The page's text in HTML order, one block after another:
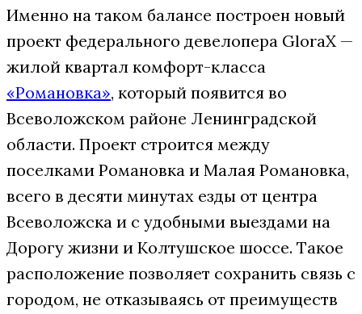
Именно на таком балансе построен новый
проект федерального девелопера GloraX —
жилой квартал комфорт-класса
«Романовка», который появится во
Всеволожском районе Ленинградской
области. Проект строится между
поселками Романовка и Малая Романовка,
всего в десяти минутах езды от центра
Всеволожска и с удобными выездами на
Дорогу жизни и Колтушское шоссе. Такое
расположение позволяет сохранить связь с
городом, не отказываясь от преимуществ